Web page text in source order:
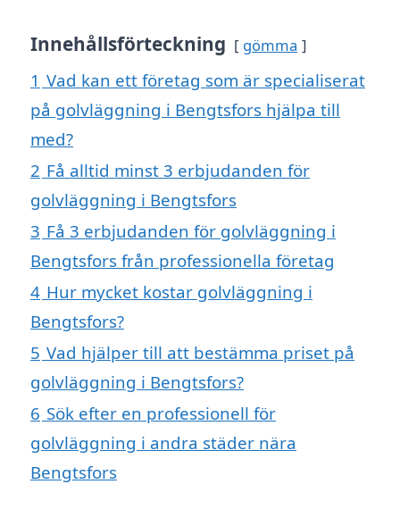
Innehållsförteckning gömma
1 Vad kan ett företag som är specialiserat
på golvläggning i Bengtsfors hjälpa till
med?
2 Få alltid minst 3 erbjudanden för
golvläggning i Bengtsfors
3 Få 3 erbjudanden för golvläggning i
Bengtsfors från professionella företag
4 Hur mycket kostar golvläggning i
Bengtsfors?
5 Vad hjälper till att bestämma priset på
golvläggning i Bengtsfors?
6 Sök efter en professionell för
golvläggning i andra städer nära
Bengtsfors